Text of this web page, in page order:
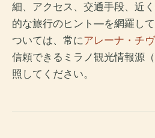
細、アクセス、交通手段、近
的な旅行のヒント—を網羅し
ついては、常にアレーナ・チ
信頼できるミラノ観光情報源（
照してください。